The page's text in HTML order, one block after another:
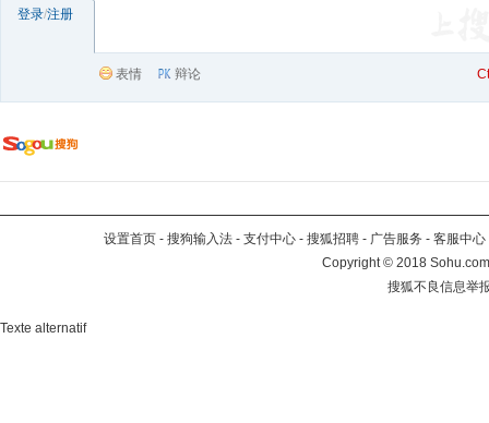
登录/注册
表情 辩论
设置首页 - 搜狗输入法 - 支付中心 - 搜狐招聘 - 广告服务 - 客服中心
Copyright©2018
搜狐不良信息举
Texte alternatif